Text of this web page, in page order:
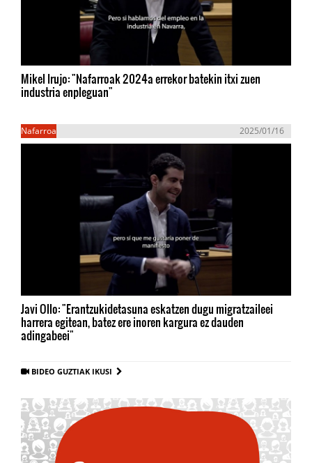
Mikel Irujo: "Nafarroak 2024a errekor batekin itxi zuen
industria enpleguan"
Nafarroa 2025/01/16
Javi Ollo: "Erantzukidetasuna eskatzen dugu migratzaileei
harrera egitean, batez ere inoren kargura ez dauden
adingabeei"
BIDEO GUZTIAK IKUSI